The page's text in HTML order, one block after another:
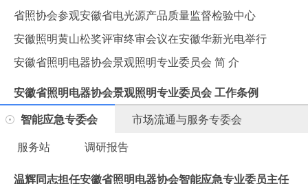
省照协会参观安徽省电光源产品质量监督检验中心
安徽照明黄山松奖评审终审会议在安徽华新光电举行
安徽省照明电器协会景观照明专业委员会 简 介
安徽省照明电器协会景观照明专业委员会 工作条例
智能应急专委会
市场流通与服务专委会
服务站
调研报告
温辉同志担任安徽省照明电器协会智能应急专业委员主任